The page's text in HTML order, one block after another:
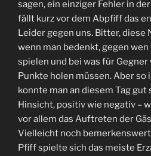
sagen, ein einziger Fehler in
fällt kurz vor dem Abpfiff das
Leider gegen uns. Bitter, diese
wenn man bedenkt, gegen
spielen und bei was für
Punkte holen müssen. Aber so
konnte man an diesem Tag gut
Hinsicht, positiv wie negativ –
vor allem das Auftreten der
Vielleicht noch
Pfiff spielte sich das meiste